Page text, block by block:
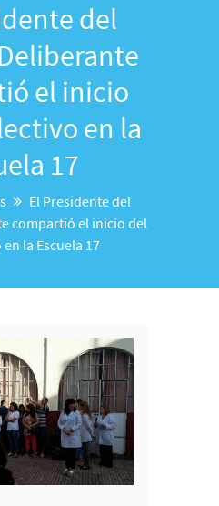
del
el inicio
en la
17
El Presidente del
compartió el inicio del
la Escuela 17